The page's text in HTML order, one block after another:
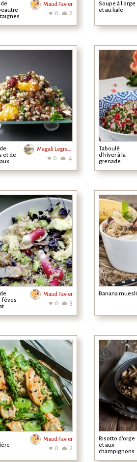
Maud Favier
0 2
Soupe à l'orge
et au kale
et de
Magali Legrand
0 4
Taboulé
d'hiver à la
grenade
fèves
Maud Favier
0 3
Banana muesli
Maud Favier
0 2
Risotto d'orge
et aux
champignons